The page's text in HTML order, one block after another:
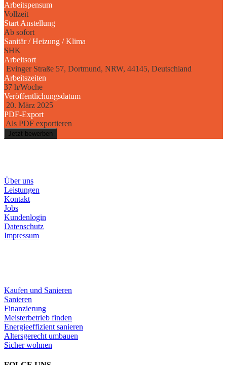
Arbeitspensum
Vollzeit
Start Anstellung
Ab sofort
Sanitär / Heizung / Klima
SHK
Arbeitsort
Evinger Straße 57, Dortmund, NRW, 44145, Deutschland
Arbeitszeiten
37 h/Woche
Veröffentlichungsdatum
20. März 2025
PDF-Export
Als PDF exportieren
Jetzt bewerben
Über uns
Leistungen
Kontakt
Jobs
Kundenlogin
Datenschutz
Impressum
Kaufen und Sanieren
Sanieren
Finanzierung
Meisterbetrieb finden
Energieeffizient sanieren
Altersgerecht umbauen
Sicher wohnen